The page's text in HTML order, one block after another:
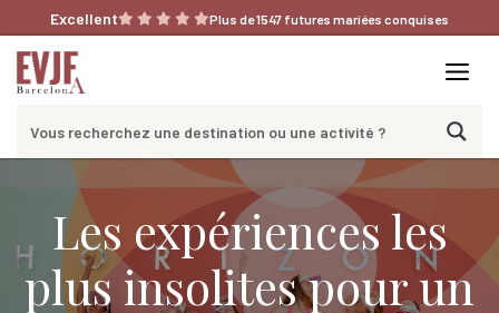
au
contenu
Excellent Plus de 1547 futures mariées conquises
Les expériences les
plus insolites pour un